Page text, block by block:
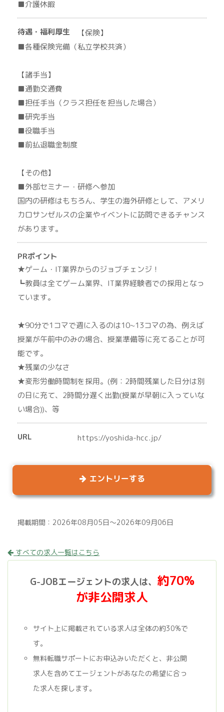
■介護休暇
待遇・福利厚生
【保険】
■各種保険完備（私立学校共済）
【諸手当】
■通勤交通費
■担任手当（クラス担任を担当した場合）
■研究手当
■役職手当
■前払退職金制度
【その他】
■外部セミナー・研修へ参加
国内の研修はもちろん、学生の海外研修として、アメリ
カロサンゼルスの企業やイベントに訪問できるチャンス
があります。
PRポイント
★ゲーム・IT業界からのジョブチェンジ！
┗教員は全てゲーム業界、IT業界経験者での採用となっ
ています。
★90分で1コマで週に入るのは10~13コマの為、例えば
授業が午前中のみの場合、授業準備等に充てることが可
能です。
★残業の少なさ
★変形労働時間制を採用。(例：2時間残業した日分は別
の日に充て、2時間分遅く出勤(授業が早朝に入っていな
い場合))、等
URL https://yoshida-hcc.jp/
エントリーする
掲載期間：2026年08月05日～2026年09月06日
すべての求人一覧はこちら
G-JOBエージェントの求人は、 約70%
が非公開求人
サイト上に掲載されている求人は全体の約30%で
す。
無料転職サポートにお申込みいただくと、非公開
求人を含めてエージェントがあなたの希望に合っ
た求人を探します。